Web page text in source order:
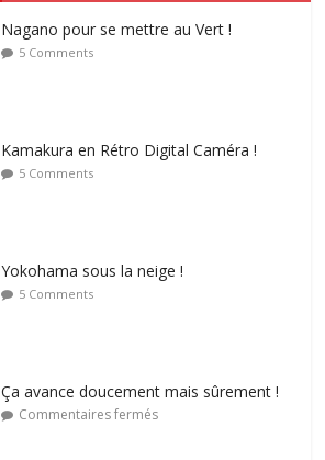
Nagano pour se mettre au Vert !
5 Comments
Kamakura en Rétro Digital Caméra !
5 Comments
Yokohama sous la neige !
5 Comments
Ça avance doucement mais sûrement !
Commentaires fermés